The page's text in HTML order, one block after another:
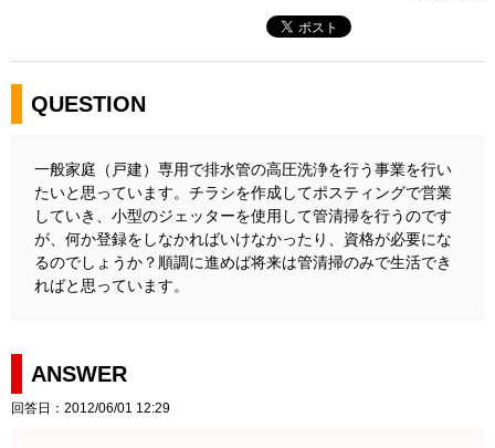
QUESTION
一般家庭（戸建）専用で排水管の高圧洗浄を行う事業を行い
たいと思っています。チラシを作成してポスティングで営業
していき、小型のジェッターを使用して管清掃を行うのです
が、何か登録をしなかればいけなかったり、資格が必要にな
るのでしょうか？順調に進めば将来は管清掃のみで生活でき
ればと思っています。
ANSWER
回答日：2012/06/01 12:29